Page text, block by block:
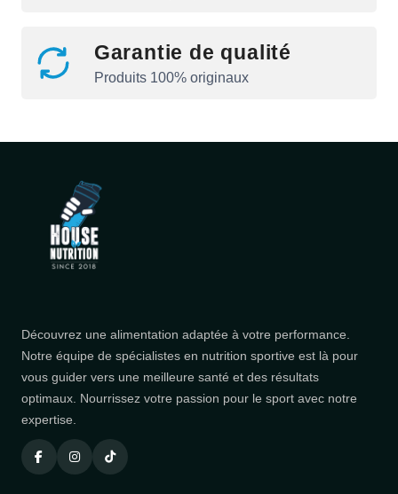
Garantie de qualité
Produits 100% originaux
Découvrez une alimentation adaptée à votre performance.
Notre équipe de spécialistes en nutrition sportive est là pour
vous guider vers une meilleure santé et des résultats
optimaux. Nourrissez votre passion pour le sport avec notre
expertise.